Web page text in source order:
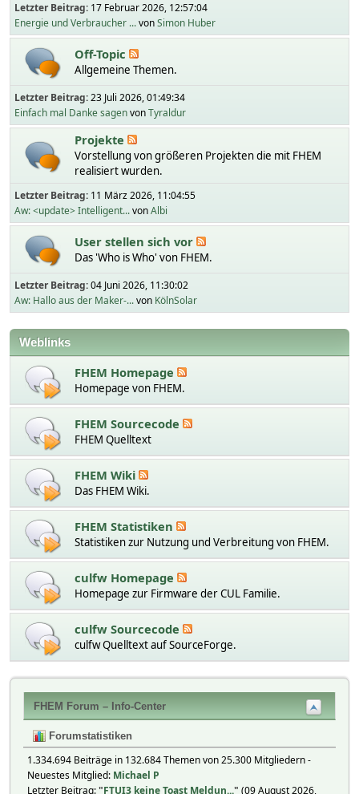
Letzter Beitrag: 17 Februar 2026, 12:57:04
Energie und Verbraucher ...vonSimon Huber
Off-Topic
Allgemeine Themen.
Letzter Beitrag:23 Juli 2026, 01:49:34
Einfach mal Danke sagenvonTyraldur
Projekte
Vorstellung von größeren Projekten die mit FHEM
realisiert wurden.
Letzter Beitrag: 11 März 2026, 11:04:55
Aw: <update> Intelligent...vonAlbi
User stellen sich vor
Das 'Who is Who' von FHEM.
Letzter Beitrag:04 Juni 2026, 11:30:02
Aw: Hallo aus der Maker-...von KölnSolar
Weblinks
FHEM Homepage
Homepage von FHEM.
FHEM Sourcecode
FHEM Quelltext
FHEM Wiki
Das FHEM Wiki.
FHEM Statistiken
Statistiken zur Nutzung und Verbreitung von FHEM.
culfw Homepage
Homepage zur Firmware der CUL Familie.
culfw Sourcecode
culfw Quelltext auf SourceForge.
FHEM Forum – Info-Center
Forumstatistiken
1.334.694 Beiträge in 132.684 Themen von 25.300 Mitgliedern -
Neuestes Mitglied: Michael P
Letzter Beitrag:"FTUI3 keine Toast Meldun..." (09 August 2026,